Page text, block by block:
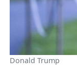
Donald Trump